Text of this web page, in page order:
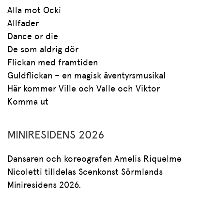
Alla mot Ocki
Allfader
Dance or die
De som aldrig dör
Flickan med framtiden
Guldflickan – en magisk äventyrsmusikal
Här kommer Ville och Valle och Viktor
Komma ut
MINIRESIDENS 2026
Dansaren och koreografen Amelis Riquelme
Nicoletti tilldelas Scenkonst Sörmlands
Miniresidens 2026.